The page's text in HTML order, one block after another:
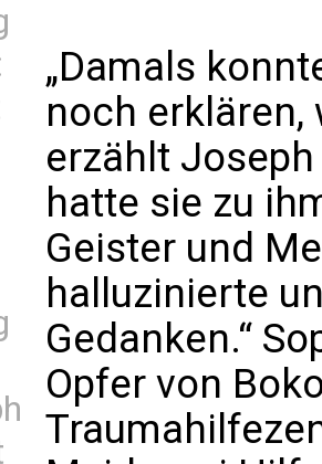
„Damals
noch erklären,
erzählt
hatte sie zu
Geister und
halluzinierte
Gedanken.“
Opfer von